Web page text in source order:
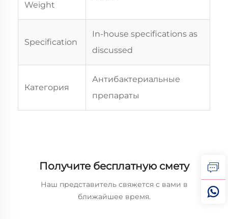
Weight
Specification
In-house specifications as
discussed
Категория
Антибактериальные
препараты
Получите бесплатную смету
Наш представитель свяжется с вами в
ближайшее время.